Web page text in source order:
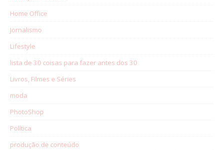
Home Office
Jornalismo
Lifestyle
lista de 30 coisas para fazer antes dos 30
Livros, Filmes e Séries
moda
PhotoShop
Política
produção de conteúdo